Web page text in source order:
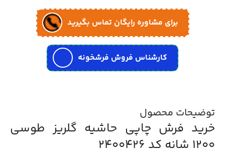
برای مشاوره رایگان تماس بگیرید
کارشناس فروش فرشخونه
توضیحات محصول
خرید فرش چاپی حاشیه گلریز طوسی
1200 شانه کد 2400426